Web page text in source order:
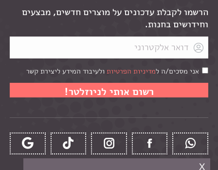
הרשמו לקבלת עדכונים על מוצרים חדשים, מבצעים
וחידושים בחנות.
אני מסכים/ה למדיניות הפרטיות ולעיבוד המידע ליצירת קשר
x